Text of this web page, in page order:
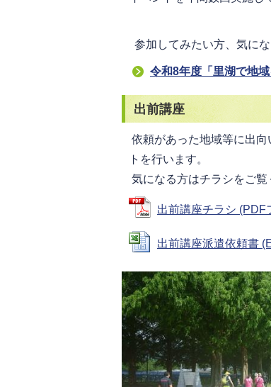
参加してみたい方、気に
令和8年度「里湖で地
出前講座
依頼があった地域等に出
トを行います。
気になる方はチラシをご覧
出前講座チラシ (PDF
出前講座派遣依頼書